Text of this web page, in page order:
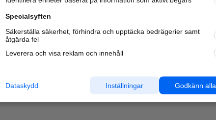
Specialsyften
Säkerställa säkerhet, förhindra och upptäcka bedrägerier samt
åtgärda fel
Leverera och visa reklam och innehåll
Godkänn alla
Inställningar
Dataskydd